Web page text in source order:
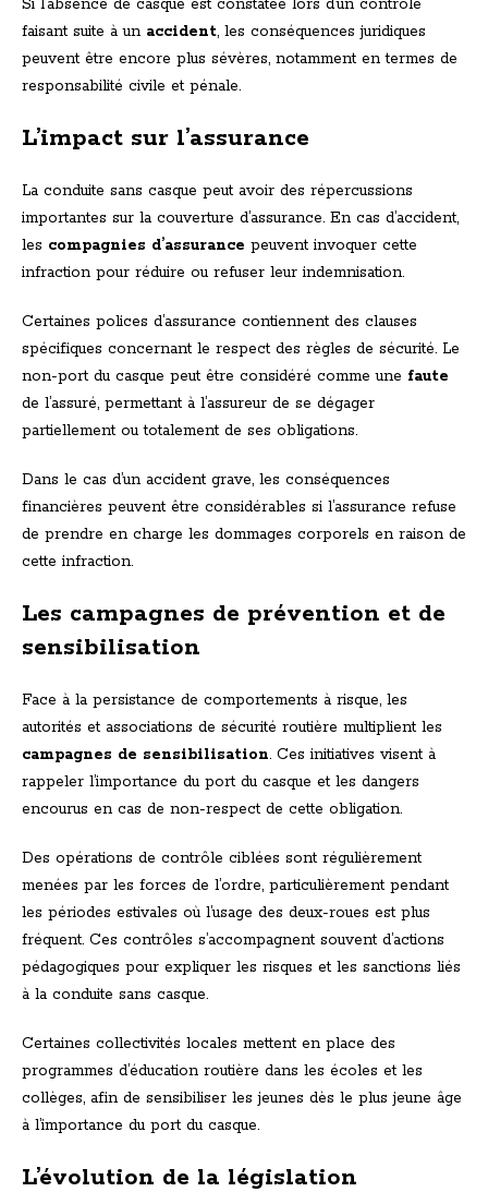
Si l’absence de casque est constatée lors d’un contrôle
faisant suite à un accident, les conséquences juridiques
peuvent être encore plus sévères, notamment en termes de
responsabilité civile et pénale.
L’impact sur l’assurance
La conduite sans casque peut avoir des répercussions
importantes sur la couverture d’assurance. En cas d’accident,
les compagnies d’assurance peuvent invoquer cette
infraction pour réduire ou refuser leur indemnisation.
Certaines polices d’assurance contiennent des clauses
spécifiques concernant le respect des règles de sécurité. Le
non-port du casque peut être considéré comme une faute
de l’assuré, permettant à l’assureur de se dégager
partiellement ou totalement de ses obligations.
Dans le cas d’un accident grave, les conséquences
financières peuvent être considérables si l’assurance refuse
de prendre en charge les dommages corporels en raison de
cette infraction.
Les campagnes de prévention et de
sensibilisation
Face à la persistance de comportements à risque, les
autorités et associations de sécurité routière multiplient les
campagnes de sensibilisation. Ces initiatives visent à
rappeler l’importance du port du casque et les dangers
encourus en cas de non-respect de cette obligation.
Des opérations de contrôle ciblées sont régulièrement
menées par les forces de l’ordre, particulièrement pendant
les périodes estivales où l’usage des deux-roues est plus
fréquent. Ces contrôles s’accompagnent souvent d’actions
pédagogiques pour expliquer les risques et les sanctions liés
à la conduite sans casque.
Certaines collectivités locales mettent en place des
programmes d’éducation routière dans les écoles et les
collèges, afin de sensibiliser les jeunes dès le plus jeune âge
à l’importance du port du casque.
L’évolution de la législation